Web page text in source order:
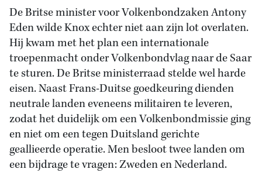
De Britse minister voor Volkenbondzaken Antony
Eden wilde Knox echter niet aan zijn lot overlaten.
Hij kwam met het plan een internationale
troepenmacht onder Volkenbondvlag naar de Saar
te sturen. De Britse ministerraad stelde wel harde
eisen. Naast Frans-Duitse goedkeuring dienden
neutrale landen eveneens militairen te leveren,
zodat het duidelijk om een Volkenbondmissie ging
en niet om een tegen Duitsland gerichte
geallieerde operatie. Men besloot twee landen om
een bijdrage te vragen: Zweden en Nederland.